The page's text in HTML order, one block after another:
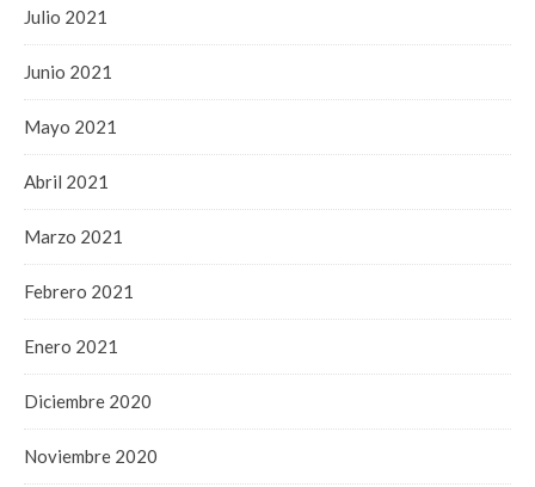
Julio 2021
Junio 2021
Mayo 2021
Abril 2021
Marzo 2021
Febrero 2021
Enero 2021
Diciembre 2020
Noviembre 2020